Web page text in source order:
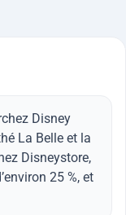
Disney
La Belle et la
Disneystore,
25 %, et